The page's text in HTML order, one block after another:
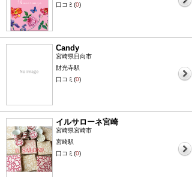
口コミ(0)
Candy
宮崎県日向市
財光寺駅
口コミ(0)
イルサローネ宮崎
宮崎県宮崎市
宮崎駅
口コミ(0)